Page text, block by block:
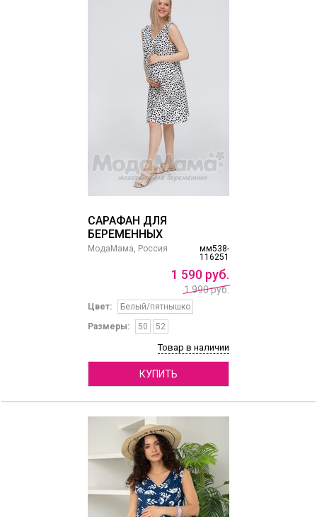
САРАФАН ДЛЯ
БЕРЕМЕННЫХ
мм538-
116251
МодаМама, Россия
1 590 руб.
1 990 руб.
Цвет:
Белый/пятнышко
Размеры:
50 52
Товар в наличии
КУПИТЬ